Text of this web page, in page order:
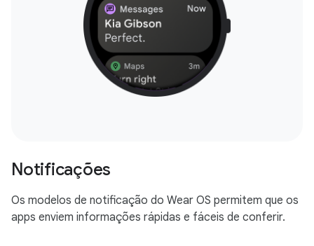
Notificações
Os modelos de notificação do Wear OS permitem que os
apps enviem informações rápidas e fáceis de conferir.